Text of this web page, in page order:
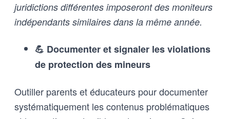
juridictions différentes imposeront des moniteurs
indépendants similaires dans la même année.
💪 Documenter et signaler les violations
de protection des mineurs
Outiller parents et éducateurs pour documenter
systématiquement les contenus problématiques